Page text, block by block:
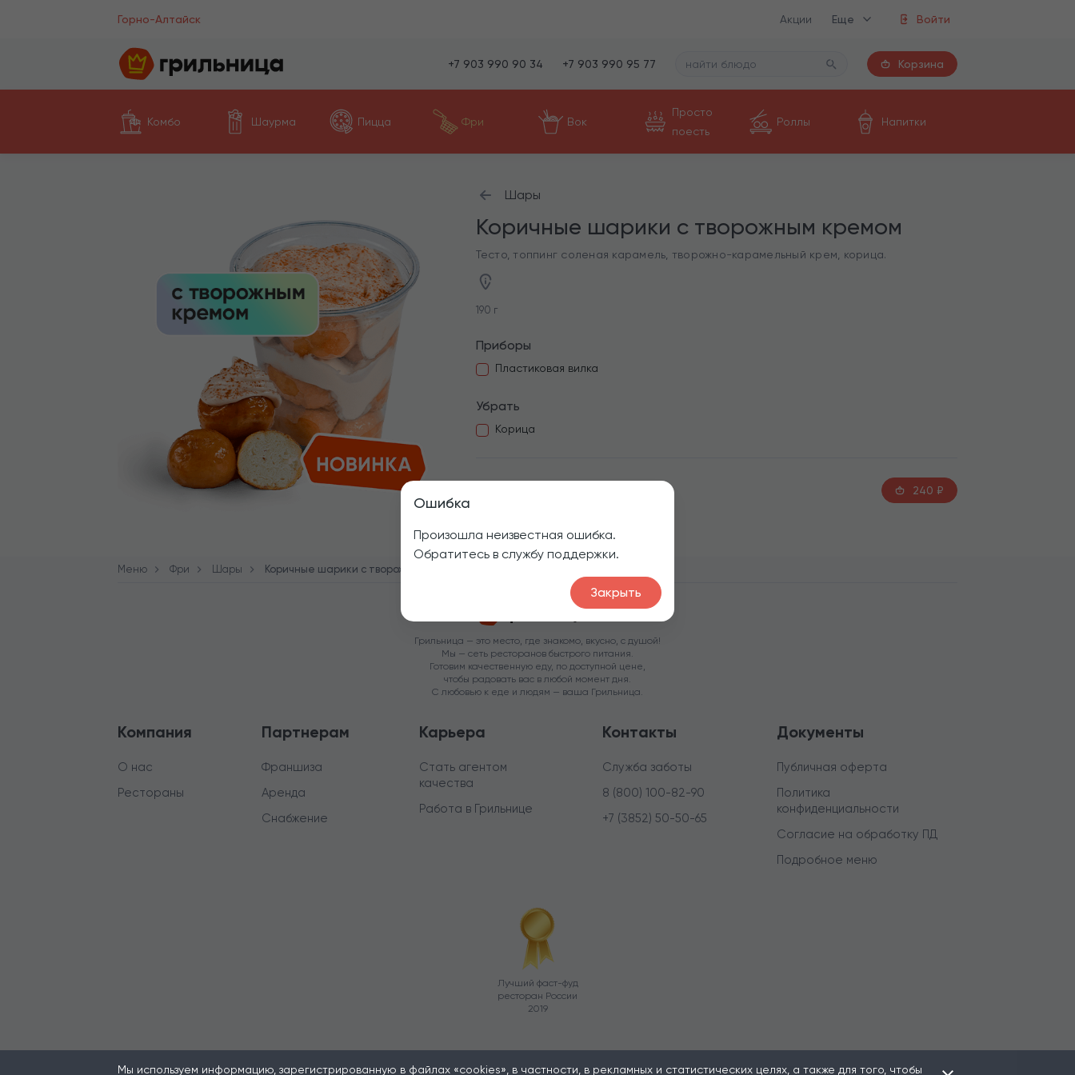
Горно-Алтайск Акции Еще Войти
+7 903 990 90 34 +7 903 990 95 77 Корзина
Комбо Шаурма Пицца Фри Вок
Просто
поесть
Роллы Напитки
Ошибка
Произошла неизвестная ошибка.
Обратитесь в службу поддержки.
Закрыть
Шары
Коричные шарики с творожным кремом
Тесто, топпинг соленая карамель, творожно-карамельный крем, корица.
190 г
Приборы
Пластиковая вилка
Убрать
Корица
240 ₽
Меню Фри Шары Коричные шарики с творожным кремом
Мы используем информацию, зарегистрированную в файлах «cookies», в частности, в рекламных и статистических целях, а также для того, чтобы
Грильница — это место, где знакомо, вкусно, с душой!
Мы — сеть ресторанов быстрого питания.
Готовим качественную еду, по доступной цене,
чтобы радовать вас в любой момент дня.
С любовью к еде и людям — ваша Грильница.
Компания
О нас
Рестораны
Партнерам
Франшиза
Аренда
Снабжение
Карьера
Стать агентом
качества
Работа в Грильнице
Контакты
Служба заботы
8 (800) 100-82-90
+7 (3852) 50-50-65
Документы
Публичная оферта
Политика
конфиденциальности
Согласие на обработку ПД
Подробное меню
Лучший фаст-фуд
ресторан России
2019